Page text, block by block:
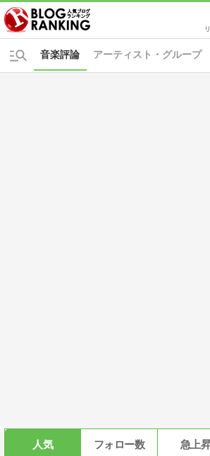
アーティスト・グループ
音楽評論
人気 フォロー数 急上